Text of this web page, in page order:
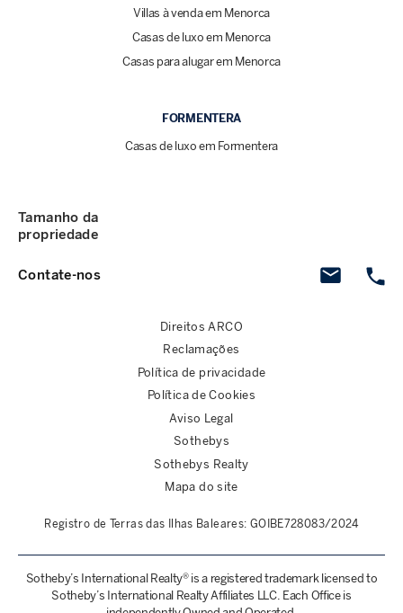
Villas à venda em Menorca
Casas de luxo em Menorca
Casas para alugar em Menorca
FORMENTERA
Casas de luxo em Formentera
Contate-nos
Tamanho da
propriedade
Direitos ARCO
Reclamações
Política de privacidade
Política de Cookies
Aviso Legal
Sothebys
Sothebys Realty
Mapa do site
Registro de Terras das Ilhas Baleares: GOIBE728083/2024
Sotheby’s International Realty® is a registered trademark licensed to
Sotheby’s International Realty Affiliates LLC. Each Office is